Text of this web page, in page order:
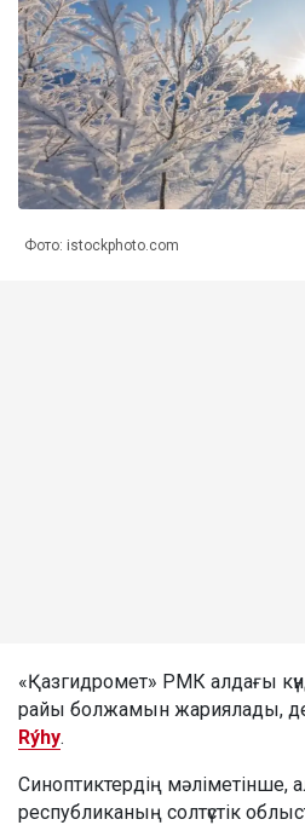
Фото: istockphoto.com
«Қазгидромет» РМК алдағы
райы болжамын жариялады,
Rýhy.
Синоптиктердің мәліметінше,
республиканың солтүстік